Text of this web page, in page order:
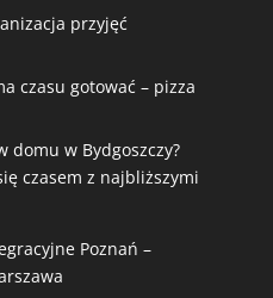
przyjęć
czasu gotować – pizza
domu w Bydgoszczy?
czasem z najbliższymi
Poznań –